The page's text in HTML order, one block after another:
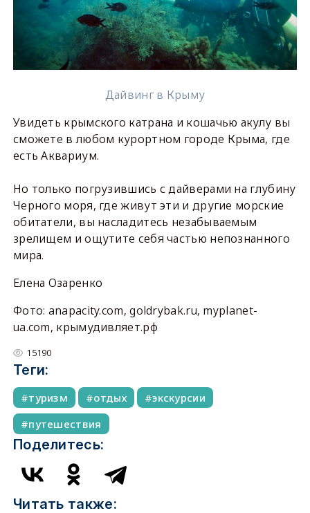
Дайвинг в Крыму
Увидеть крымского катрана и кошачью акулу вы
сможете в любом курортном городе Крыма, где
есть Аквариум.
Но только погрузившись с дайверами на глубину
Черного моря, где живут эти и другие морские
обитатели, вы насладитесь незабываемым
зрелищем и ощутите себя частью непознанного
мира.
Елена Озаренко
Фото: anapacity.com, goldrybak.ru, myplanet-
ua.com, крымудивляет.рф
15190
Теги:
туризм отдых
экскурсии
путешествия
Поделитесь:
Читать также: